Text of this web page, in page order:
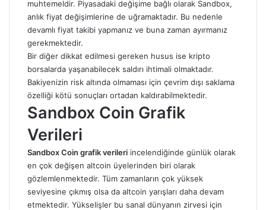
muhtemeldir. Piyasadaki değişime bağlı olarak Sandbox,
anlık fiyat değişimlerine de uğramaktadır. Bu nedenle
devamlı fiyat takibi yapmanız ve buna zaman ayırmanız
gerekmektedir.
Bir diğer dikkat edilmesi gereken husus ise kripto
borsalarda yaşanabilecek saldırı ihtimali olmaktadır.
Bakiyenizin risk altında olmaması için çevrim dışı saklama
özelliği kötü sonuçları ortadan kaldırabilmektedir.
Sandbox Coin Grafik
Verileri
Sandbox Coin grafik verileri incelendiğinde günlük olarak
en çok değişen altcoin üyelerinden biri olarak
gözlemlenmektedir. Tüm zamanların çok yüksek
seviyesine çıkmış olsa da altcoin yarışları daha devam
etmektedir. Yükselişler bu sanal dünyanın zirvesi için